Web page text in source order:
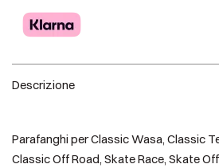
Descrizione
Parafanghi per Classic Wasa, Classic
Classic Off Road, Skate Race, Skate